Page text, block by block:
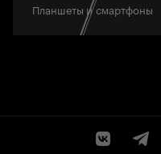
Планшеты и смартфоны